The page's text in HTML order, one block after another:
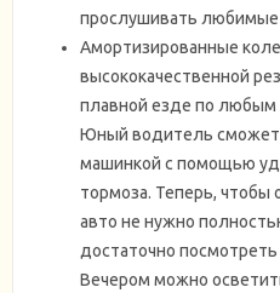
прослушивать
Амортизированные
высококачественной
плавной езде по
Юный водитель сможет
машинкой с помощью
тормоза. Теперь, чтобы
авто не нужно
достаточно
Вечером можно